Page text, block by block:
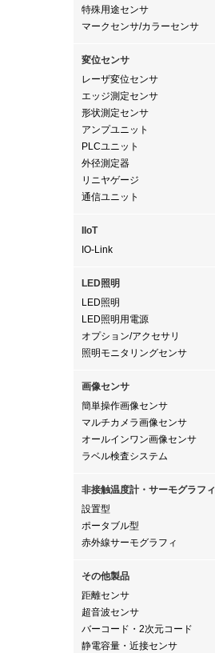
特殊用途センサ
マークセンサ/カラーセンサ
変位センサ
レーザ変位センサ
エッジ測定センサ
形状測定センサ
アンプユニット
PLCユニット
外径測定器
リニヤゲージ
通信ユニット
IIoT
IO-Link
LED照明
LED照明
LED照明用電源
オプション/アクセサリ
照明モニタリングセンサ
画像センサ
簡単操作画像センサ
マルチカメラ画像センサ
オールインワン画像センサ
ラベル検査システム
非接触温度計・サーモグラフィ
設置型
ポータブル型
赤外線サーモグラフィ
その他製品
距離センサ
超音波センサ
バーコード・2次元コード
静電容量・近接センサ